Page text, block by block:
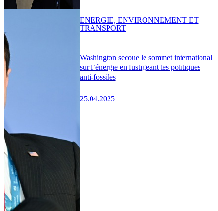
Washington secoue le sommet international
sur l’énergie en fustigeant les politiques
anti-fossiles
25.04.2025
ENERGIE, ENVIRONNEMENT ET
TRANSPORT